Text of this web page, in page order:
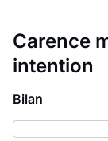
Carence
intention
Bilan